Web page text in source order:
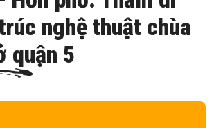
nghệ thuật chùa
quận 5